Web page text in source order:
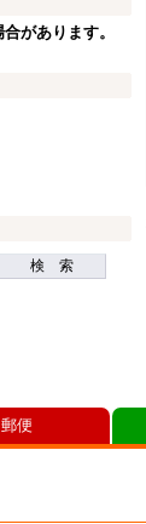
があります。
検 索
郵便